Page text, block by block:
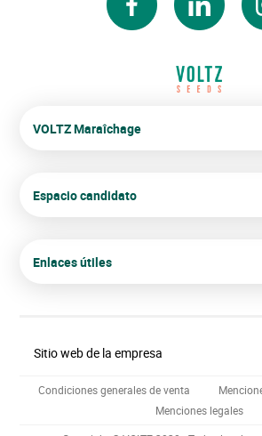
facebooklinkedin
VOLTZ Maraîchage
Espacio candidato
Enlaces útiles
Sitio web de la empresa
Condiciones generales de venta
Menciones legales